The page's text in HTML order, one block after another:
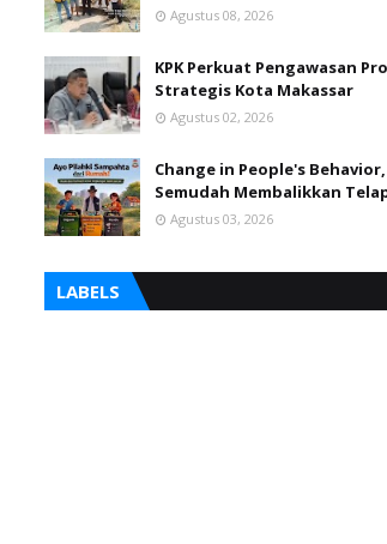
Agustus 08, 2026
KPK Perkuat Pengawasan
Strategis Kota Makassar
Agustus 02, 2026
Change in People's
Semudah Membalikkan
Agustus 03, 2026
LABELS